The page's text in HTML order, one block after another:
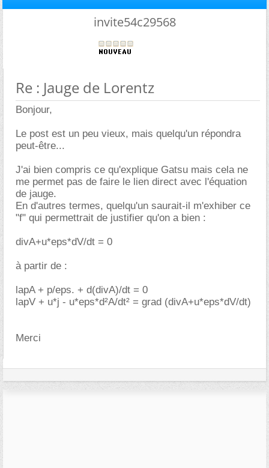
invite54c29568
Re : Jauge de Lorentz
Bonjour,
Le post est un peu vieux, mais quelqu'un répondra
peut-être...
J'ai bien compris ce qu'explique Gatsu mais cela ne
me permet pas de faire le lien direct avec l'équation
de jauge.
En d'autres termes, quelqu'un saurait-il m'exhiber ce
"f" qui permettrait de justifier qu'on a bien :
divA+u*eps*dV/dt = 0
à partir de :
lapA + p/eps. + d(divA)/dt = 0
lapV + u*j - u*eps*d²A/dt² = grad (divA+u*eps*dV/dt)
Merci